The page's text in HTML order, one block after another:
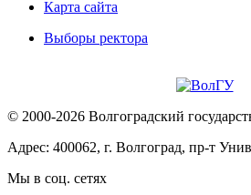
Карта сайта
Выборы ректора
© 2000-2026 Волгоградский
Адрес: 400062, г. Волгоград, пр-т
Мы в соц. сетях